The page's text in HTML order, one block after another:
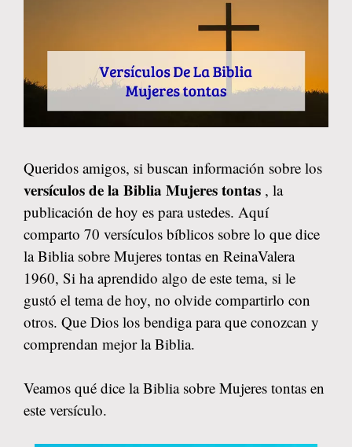
Queridos amigos, si buscan información sobre los
versículos de la Biblia Mujeres tontas , la
publicación de hoy es para ustedes. Aquí
comparto 70 versículos bíblicos sobre lo que dice
la Biblia sobre Mujeres tontas en ReinaValera
1960, Si ha aprendido algo de este tema, si le
gustó el tema de hoy, no olvide compartirlo con
otros. Que Dios los bendiga para que conozcan y
comprendan mejor la Biblia.
Veamos qué dice la Biblia sobre Mujeres tontas en
este versículo.